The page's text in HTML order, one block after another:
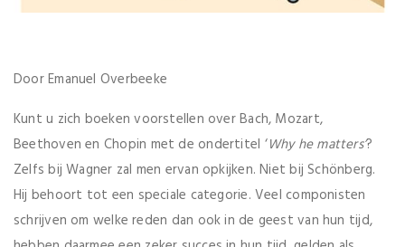
Door Emanuel Overbeeke
Kunt u zich boeken voorstellen over Bach, Mozart,
Beethoven en Chopin met de ondertitel ‘Why he matters’?
Zelfs bij Wagner zal men ervan opkijken. Niet bij Schönberg.
Hij behoort tot een speciale categorie. Veel componisten
schrijven om welke reden dan ook in de geest van hun tijd,